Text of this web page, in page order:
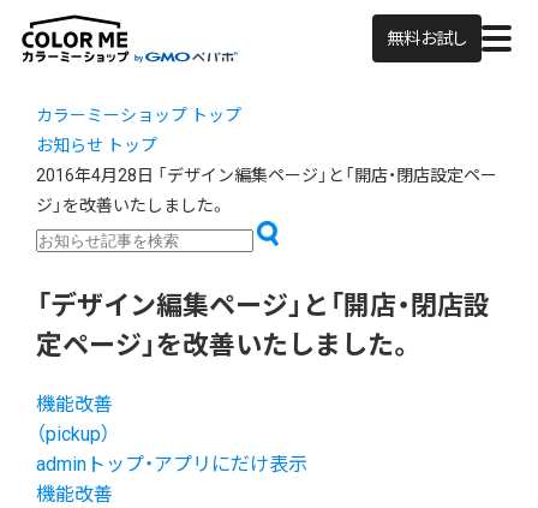
無料お試し
カラーミーショップ トップ
お知らせ トップ
2016年4月28日 「デザイン編集ページ」と「開店・閉店設定ペー
ジ」を改善いたしました。
「デザイン編集ページ」と「開店・閉店設
定ページ」を改善いたしました。
機能改善
（pickup）
adminトップ・アプリにだけ表示
機能改善